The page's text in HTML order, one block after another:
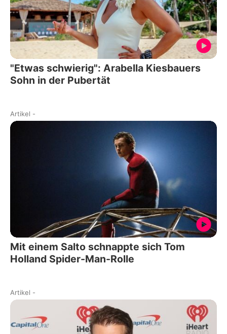
"Etwas schwierig": Arabella Kiesbauers
Sohn in der Pubertät
Artikel -
Mit einem Salto schnappte sich Tom
Holland Spider-Man-Rolle
Artikel -